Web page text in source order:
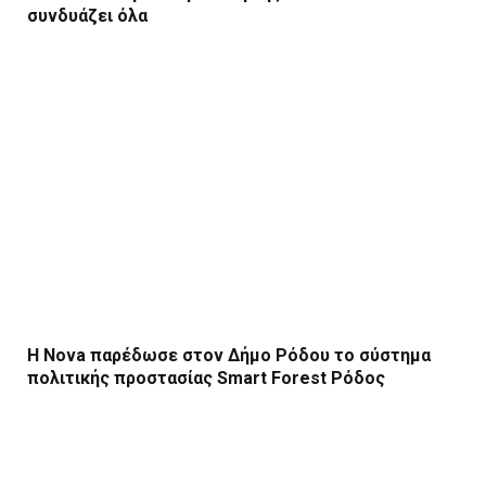
συνδυάζει όλα
Η Nova παρέδωσε στον Δήμο Ρόδου το σύστημα
πολιτικής προστασίας Smart Forest Ρόδος